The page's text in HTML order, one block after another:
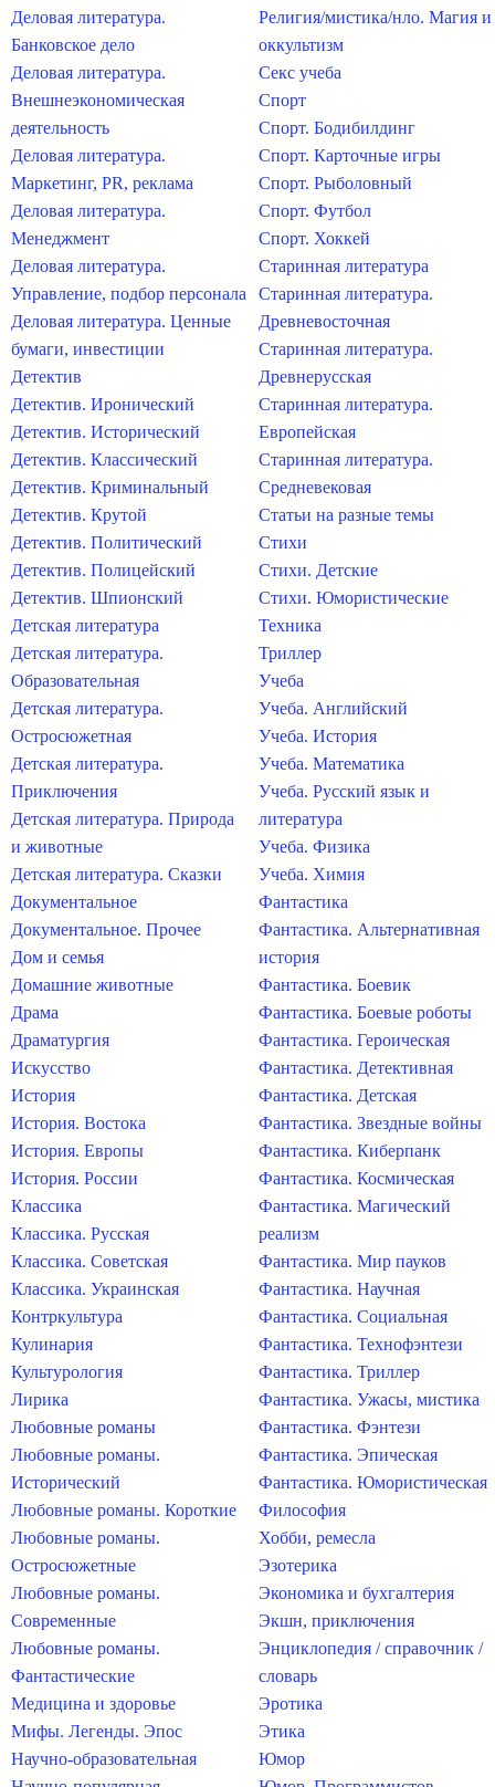
Деловая литература.
Банковское дело
Деловая литература.
Внешнеэкономическая
деятельность
Деловая литература.
Маркетинг, PR, реклама
Деловая литература.
Менеджмент
Деловая литература.
Управление, подбор персонала
Деловая литература. Ценные
бумаги, инвестиции
Детектив
Детектив. Иронический
Детектив. Исторический
Детектив. Классический
Детектив. Криминальный
Детектив. Крутой
Детектив. Политический
Детектив. Полицейский
Детектив. Шпионский
Детская литература
Детская литература.
Образовательная
Детская литература.
Остросюжетная
Детская литература.
Приключения
Детская литература. Природа
и животные
Детская литература. Сказки
Документальное
Документальное. Прочее
Дом и семья
Домашние животные
Драма
Драматургия
Искусство
История
История. Востока
История. Европы
История. России
Классика
Классика. Русская
Классика. Советская
Классика. Украинская
Контркультура
Кулинария
Культурология
Лирика
Любовные романы
Любовные романы.
Исторический
Любовные романы. Короткие
Любовные романы.
Остросюжетные
Любовные романы.
Современные
Любовные романы.
Фантастические
Медицина и здоровье
Мифы. Легенды. Эпос
Научно-образовательная
Религия/мистика/нло. Магия и
оккультизм
Секс учеба
Спорт
Спорт. Бодибилдинг
Спорт. Карточные игры
Спорт. Рыболовный
Спорт. Футбол
Спорт. Хоккей
Старинная литература
Старинная литература.
Древневосточная
Старинная литература.
Древнерусская
Старинная литература.
Европейская
Старинная литература.
Средневековая
Статьи на разные темы
Стихи
Стихи. Детские
Стихи. Юмористические
Техника
Триллер
Учеба
Учеба. Английский
Учеба. История
Учеба. Математика
Учеба. Русский язык и
литература
Учеба. Физика
Учеба. Химия
Фантастика
Фантастика. Альтернативная
история
Фантастика. Боевик
Фантастика. Боевые роботы
Фантастика. Героическая
Фантастика. Детективная
Фантастика. Детская
Фантастика. Звездные войны
Фантастика. Киберпанк
Фантастика. Космическая
Фантастика. Магический
реализм
Фантастика. Мир пауков
Фантастика. Научная
Фантастика. Социальная
Фантастика. Технофэнтези
Фантастика. Триллер
Фантастика. Ужасы, мистика
Фантастика. Фэнтези
Фантастика. Эпическая
Фантастика. Юмористическая
Философия
Хобби, ремесла
Эзотерика
Экономика и бухгалтерия
Экшн, приключения
Энциклопедия / справочник /
словарь
Эротика
Этика
Юмор